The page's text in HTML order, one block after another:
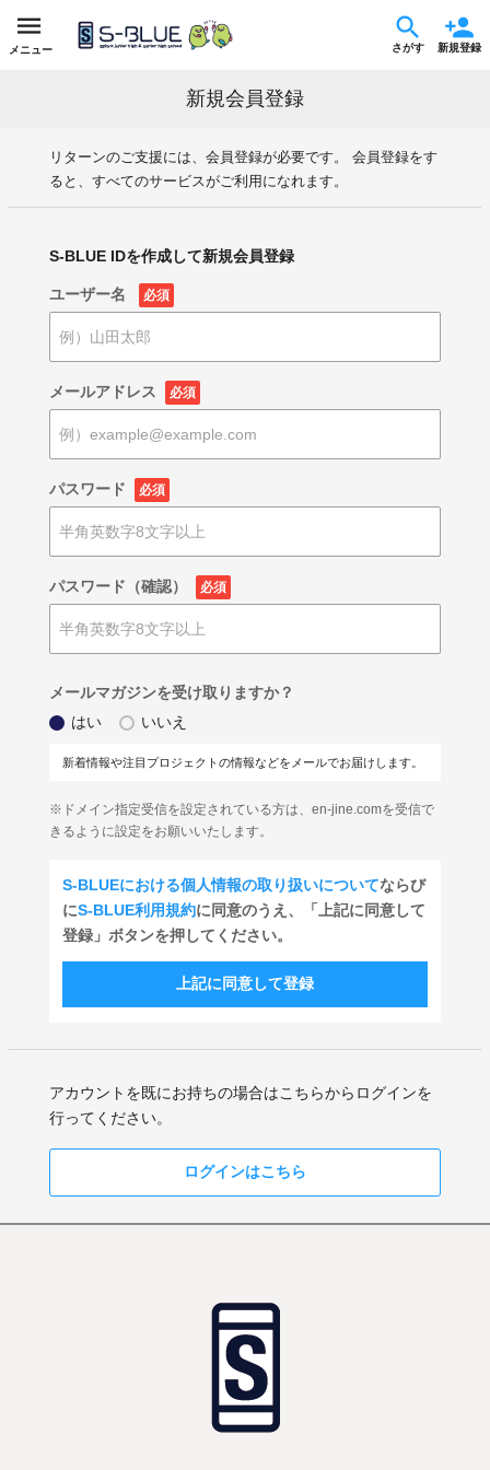
メニュー さがす 新規登録
新規会員登録
リターンのご支援には、会員登録が必要です。 会員登録をす
ると、すべてのサービスがご利用になれます。
S-BLUE IDを作成して新規会員登録
ユーザー名 必須
メールアドレス 必須
パスワード 必須
パスワード（確認） 必須
メールマガジンを受け取りますか？
はい
いいえ
新着情報や注目プロジェクトの情報などをメールでお届けします。
※ドメイン指定受信を設定されている方は、en-jine.comを受信で
きるように設定をお願いいたします。
S-BLUEにおける個人情報の取り扱いについてならび
にS-BLUE利用規約に同意のうえ、「上記に同意して
登録」ボタンを押してください。
上記に同意して登録
アカウントを既にお持ちの場合はこちらからログインを
行ってください。
ログインはこちら